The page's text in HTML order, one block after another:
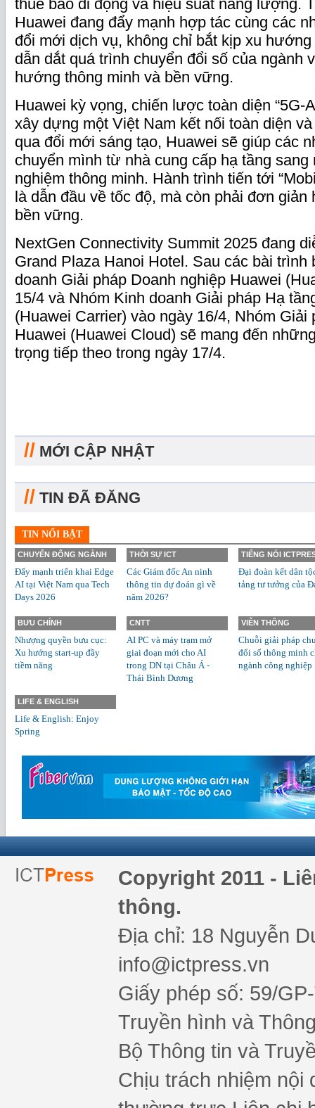
thuê bao di động và hiệu suất năng lượng.
Huawei đang đẩy mạnh hợp tác cùng các
đổi mới dịch vụ, không chỉ bắt kịp xu
dẫn dắt quá trình chuyển đổi số của ngành
hướng thông minh và bền vững.
Huawei kỳ vọng, chiến lược toàn diện “5G-
xây dựng một Việt Nam kết nối toàn diện
qua đổi mới sáng tạo, Huawei sẽ giúp các
chuyển mình từ nhà cung cấp hạ tầng sang
nghiệm thông minh. Hành trình tiến tới
là dẫn đầu về tốc độ, mà còn phải đơn giản
bền vững.
NextGen Connectivity Summit 2025 đang
Grand Plaza Hanoi Hotel. Sau các bài trình
doanh Giải pháp Doanh nghiệp Huawei
15/4 và Nhóm Kinh doanh Giải pháp Hạ
(Huawei Carrier) vào ngày 16/4, Nhóm Giải
Huawei (Huawei Cloud) sẽ mang đến
trọng tiếp theo trong ngày 17/4.
// MỚI CẬP NHẬT
// TIN ĐÃ ĐĂNG
TIN NỔI BẬT
CHUYỂN ĐỘNG NGÀNH
Đẩy mạnh triển khai Edge
AI tại Việt Nam qua Tech
Days 2026
THỜI SỰ ICT
Các Giám đốc An ninh
thông tin dự đoán gì về
năm 2026?
TIẾNG NÓI
Đại đoàn kết dân
tảng tư tưởng của
BƯU CHÍNH
Nhượng quyền bưu cục:
Xu hướng start-up đầy
tiềm năng
CNTT
AI PC và máy trạm mở
giai đoạn mới cho AI
trong DN tại Châu Á -
Thái Bình Dương
VIỄN THÔNG
Chuỗi giải pháp
đổi số thông minh
ngành công nghiệp
LIFE & ENGLISH
Life & English: Enjoy
Spring
Copyright 2011 -
thông.
Địa chỉ: 18 Nguyễn
info@ictpress.vn
Giấy phép số: 59/
Truyền hình và
Bộ Thông tin và
Chịu trách nhiệm nội